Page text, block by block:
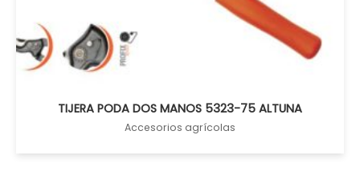
TIJERA PODA DOS MANOS 5323-75 ALTUNA
Accesorios agrícolas